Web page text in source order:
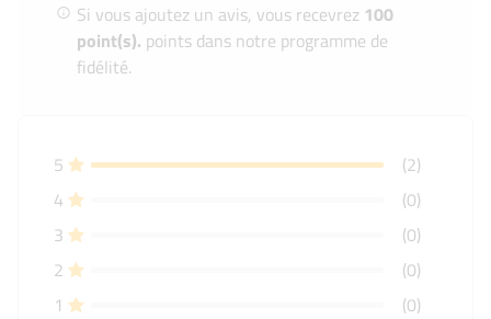
Si vous ajoutez un avis, vous recevrez 100
point(s). points dans notre programme de
fidélité.
5
(2)
4
(0)
3
(0)
2
(0)
1
(0)